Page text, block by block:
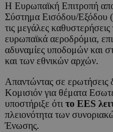
Η Ευρωπαϊκή Επιτροπή
Σύστημα Εισόδου/Εξόδου
τις μεγάλες
ευρωπαϊκά αεροδρόμια,
αδυναμίες υποδομών και
και των εθνικών αρχών.
Απαντώντας σε
Κομισιόν για θέματα
υποστήριξε ότι το EES
πλειονότητα των
Ένωσης.